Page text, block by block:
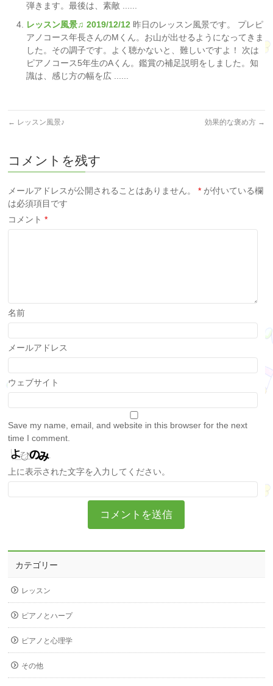
弾きます。最後は、素敵 ......
レッスン風景♫ 2019/12/12 昨日のレッスン風景です。 プレピ
アノコース年長さんのMくん。お山が出せるようになってきま
した。その調子です。よく聴かないと、難しいですよ！ 次は
ピアノコース5年生のAくん。鑑賞の補足説明をしました。知
識は、感じ方の幅を広 ......
← レッスン風景♪ 効果的な褒め方 →
コメントを残す
メールアドレスが公開されることはありません。 * が付いている欄
は必須項目です
コメント*
名前
メールアドレス
ウェブサイト
Save my name, email, and website in this browser for the next
time I comment.
上に表示された文字を入力してください。
カテゴリー
レッスン
ピアノとハープ
ピアノと心理学
その他